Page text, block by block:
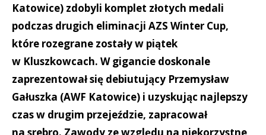
Katowice) zdobyli komplet złotych medali
podczas drugich eliminacji AZS Winter Cup,
które rozegrane zostały w piątek
w Kluszkowcach. W gigancie doskonale
zaprezentował się debiutujący Przemysław
Gałuszka (AWF Katowice) i uzyskując najlepszy
czas w drugim przejeździe, zapracował
na srebro. Zawody ze względu na niekorzystne